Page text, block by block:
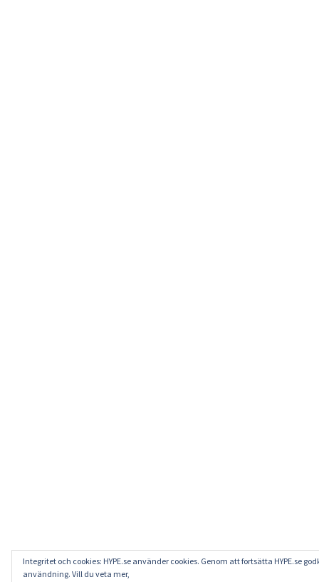
Integritet och cookies: HYPE.se använder cookies. Genom att fortsätta HYPE.se
användning. Vill du veta mer,